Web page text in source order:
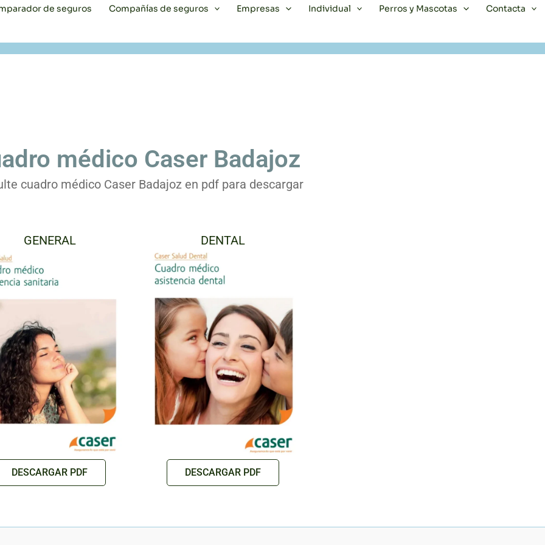
de seguros Compañías de seguros Empresas Individual Perros y Mascotas Contacta
médico Caser Badajoz
cuadro médico Caser Badajoz en pdf para descargar
GENERAL
DESCARGAR PDF
DENTAL
DESCARGAR PDF